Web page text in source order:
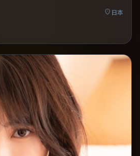
日本